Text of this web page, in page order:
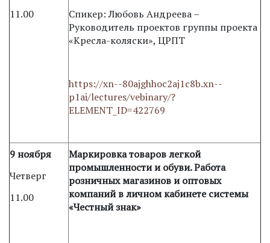
11.00
Спикер: Любовь Андреева –
Руководитель проектов группы проекта
«Кресла-коляски», ЦРПТ
https://xn--80ajghhoc2aj1c8b.xn--
p1ai/lectures/vebinary/?
ELEMENT_ID=422769
9 ноября
Четверг
11.00
Маркировка товаров легкой
промышленности и обуви. Работа
розничных магазинов и оптовых
компаний в личном кабинете системы
«Честный знак»